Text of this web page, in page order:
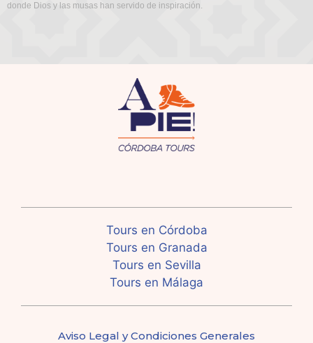
donde Dios y las musas han servido de inspiración.
Aviso Legal y Condiciones Generales
Tours en Córdoba
Tours en Granada
Tours en Sevilla
Tours en Málaga